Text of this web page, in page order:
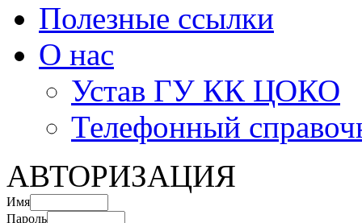
Полезные ссылки
О нас
Устав ГУ КК ЦОКО
Телефонный
АВТОРИЗАЦИЯ
Имя
Пароль